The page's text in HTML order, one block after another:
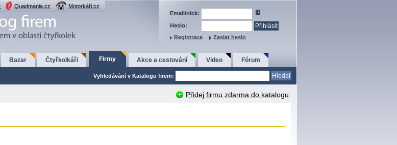
Quadmania.cz
Motorkáři.cz
Email/nick:
Heslo:
Registrace
Zaslat heslo
Bazar Čtyřkolkáři Firmy Akce a cestování Video Fórum
Vyhledávání v Katalogu firem:
Přidej firmu zdarma do katalogu